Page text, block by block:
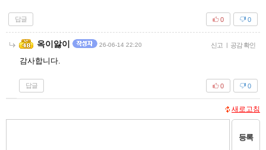
답글 0
0
옥이앓이 26-06-14 22:20 신고 | 공감 확인
감사합니다.
답글 0
0
새로고침
등록